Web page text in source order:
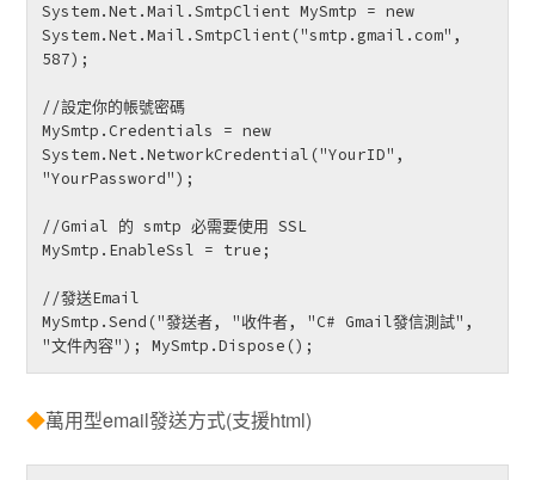
System.Net.Mail.SmtpClient MySmtp = new
System.Net.Mail.SmtpClient("smtp.gmail.com",
587);
//設定你的帳號密碼
MySmtp.Credentials = new
System.Net.NetworkCredential("YourID",
"YourPassword");
//Gmial 的 smtp 必需要使用 SSL
MySmtp.EnableSsl = true;
//發送Email
MySmtp.Send("發送者, "收件者, "C# Gmail發信測試",
"文件內容"); MySmtp.Dispose();
◆萬用型email發送方式(支援html)